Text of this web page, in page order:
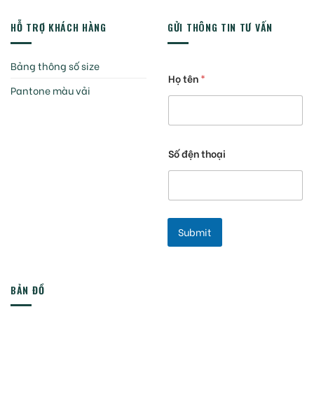
HỖ TRỢ KHÁCH HÀNG
Bảng thông số size
Pantone màu vải
GỬI THÔNG TIN TƯ VẤN
Họ tên*
Số đện thoại
Submit
BẢN ĐỒ